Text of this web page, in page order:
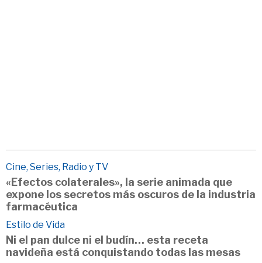
Cine, Series, Radio y TV
«Efectos colaterales», la serie animada que
expone los secretos más oscuros de la industria
farmacéutica
Estilo de Vida
Ni el pan dulce ni el budín… esta receta
navideña está conquistando todas las mesas